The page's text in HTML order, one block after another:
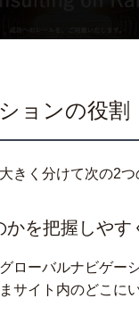
ョンの役割
きく分けて次の2つ
を把握しやす
ローバルナビゲー
サイト内のどこに